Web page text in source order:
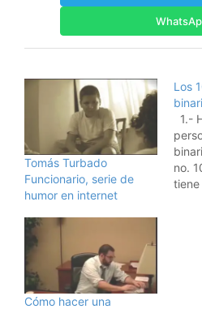
Tomás Turbado
Funcionario, serie de
humor en internet
Los
1.-
no.
Cómo hacer una